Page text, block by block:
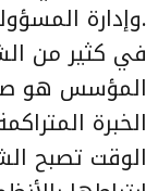
وإدارة المسؤوليات.
في كثير من
المؤسس هو
الخبرة
الوقت تصبح